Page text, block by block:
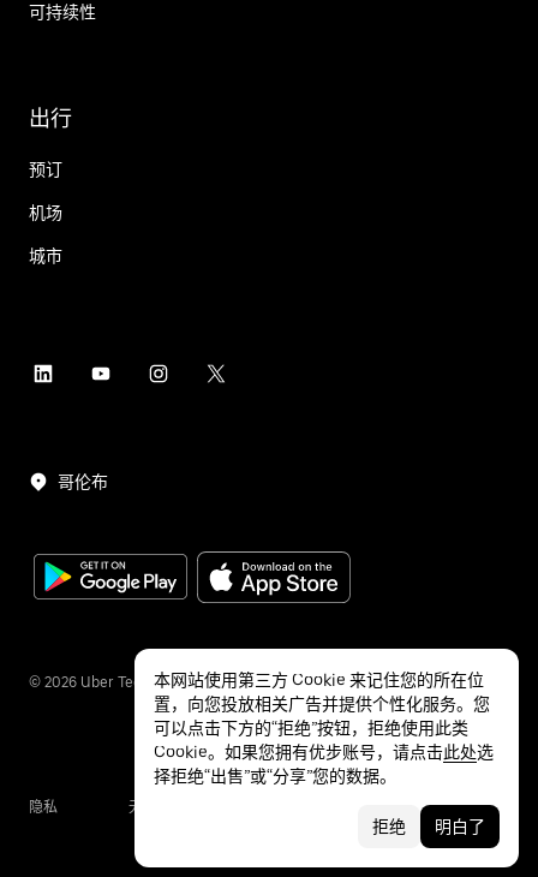
可持续性
出行
预订
机场
城市
哥伦布
© 2026 Uber Technologies Inc.
隐私 无障碍服务
本网站使用第三方 Cookie 来记住您的所在位
置，向您投放相关广告并提供个性化服务。您
可以点击下方的“拒绝”按钮，拒绝使用此类
Cookie。如果您拥有优步账号，请点击此处选
择拒绝“出售”或“分享”您的数据。
拒绝 明白了